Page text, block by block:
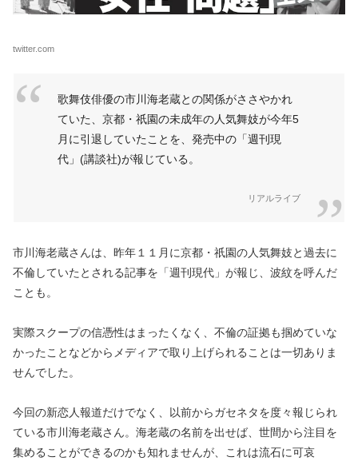
twitter.com
歌舞伎俳優の市川海老蔵との関係がささやかれ
ていた、京都・祇園の未成年の人気舞妓が今年5
月に引退していたことを、発売中の「週刊現
代」(講談社)が報じている。
リアルライブ
市川海老蔵さんは、昨年１１月に京都・祇園の人気舞妓と過去に
不倫していたとされる記事を「週刊現代」が報じ、波紋を呼んだ
ことも。
実際スクープの信憑性はまったくなく、不倫の証拠も掴めていな
かったことなどからメディアで取り上げられることは一切ありま
せんでした。
今回の新恋人報道だけでなく、以前からガセネタを度々報じられ
ている市川海老蔵さん。海老蔵の名前を出せば、世間から注目を
集めることができるのかも知れませんが、これは流石に可哀